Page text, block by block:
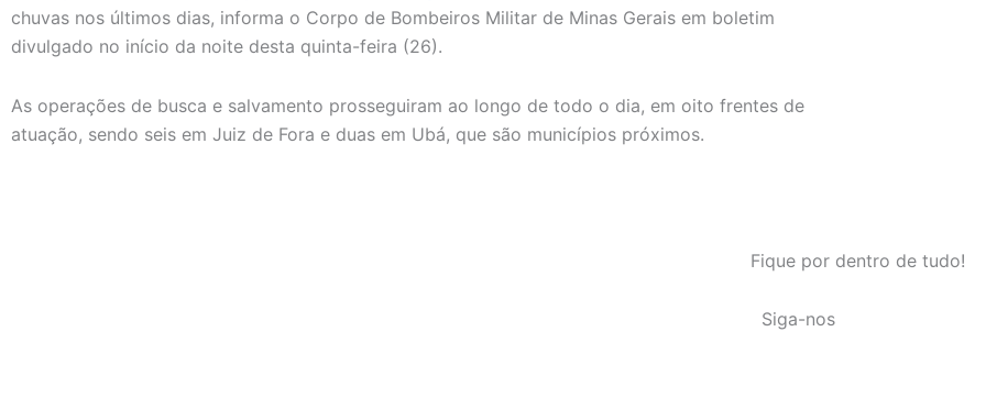
chuvas nos últimos dias, informa o Corpo de Bombeiros Militar de Minas Gerais em boletim
divulgado no início da noite desta quinta-feira (26).
As operações de busca e salvamento prosseguiram ao longo de todo o dia, em oito frentes de
atuação, sendo seis em Juiz de Fora e duas em Ubá, que são municípios próximos.
Fique por dentro de tudo!
Siga-nos